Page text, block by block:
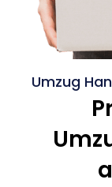
Umzug